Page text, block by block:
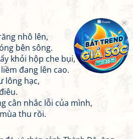
nhô lên,
bên sông.
khỏi hộp che bụi,
đang lên cao.
lông hạc,
cân nhắc lỗi của mình,
thu rồi.